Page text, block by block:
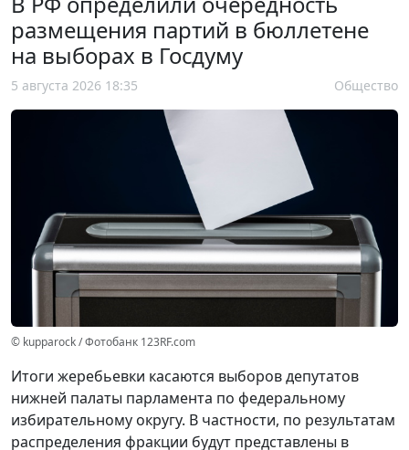
размещения партий в бюллетене
на выборах в Госдуму
5 августа 2026 18:35 Общество
© kupparock / Фотобанк 123RF.com
Итоги жеребьевки касаются выборов депутатов
нижней палаты парламента по федеральному
избирательному округу. В частности, по результатам
распределения фракции будут представлены в